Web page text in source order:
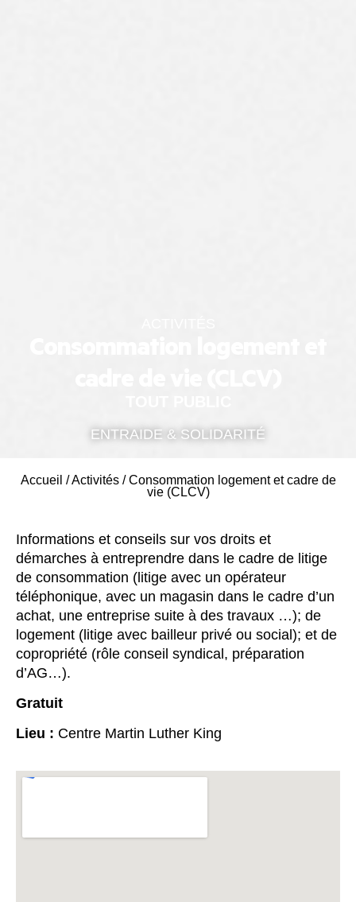
ENTRAIDE & SOLIDARITÉ
Accueil /Activités/Consommation logement et cadre de
vie (CLCV)
Informations et conseils sur vos droits et
démarches à entreprendre dans le cadre de litige
de consommation (litige avec un opérateur
téléphonique, avec un magasin dans le cadre d’un
achat, une entreprise suite à des travaux …); de
logement (litige avec bailleur privé ou social); et de
copropriété (rôle conseil syndical, préparation
d’AG…).
Gratuit
Lieu : Centre Martin Luther King